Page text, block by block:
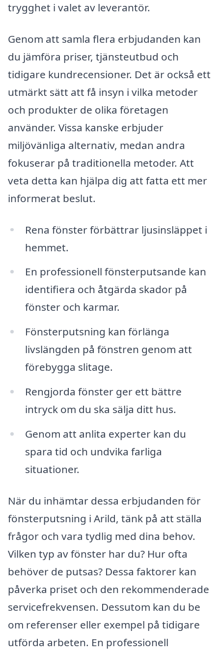
trygghet i valet av leverantör.
Genom att samla flera erbjudanden kan
du jämföra priser, tjänsteutbud och
tidigare kundrecensioner. Det är också ett
utmärkt sätt att få insyn i vilka metoder
och produkter de olika företagen
använder. Vissa kanske erbjuder
miljövänliga alternativ, medan andra
fokuserar på traditionella metoder. Att
veta detta kan hjälpa dig att fatta ett mer
informerat beslut.
Rena fönster förbättrar ljusinsläppet i
hemmet.
En professionell fönsterputsande kan
identifiera och åtgärda skador på
fönster och karmar.
Fönsterputsning kan förlänga
livslängden på fönstren genom att
förebygga slitage.
Rengjorda fönster ger ett bättre
intryck om du ska sälja ditt hus.
Genom att anlita experter kan du
spara tid och undvika farliga
situationer.
När du inhämtar dessa erbjudanden för
fönsterputsning i Arild, tänk på att ställa
frågor och vara tydlig med dina behov.
Vilken typ av fönster har du? Hur ofta
behöver de putsas? Dessa faktorer kan
påverka priset och den rekommenderade
servicefrekvensen. Dessutom kan du be
om referenser eller exempel på tidigare
utförda arbeten. En professionell